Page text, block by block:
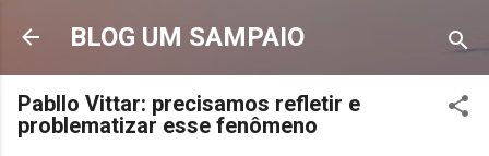
Pular para o conteúdo principal
BLOG UM SAMPAIO
Pabllo Vittar: precisamos refletir e
problematizar esse fenômeno